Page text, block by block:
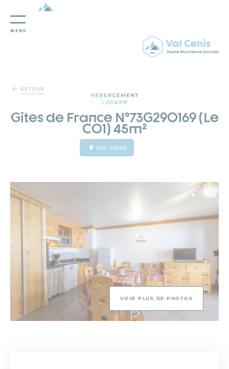
MENU
RETOUR
HÉBERGEMENT
LOCATIF
Gîtes de France N°73G290169 (Le
C01) 45m²
VAL CENIS
VOIR PLUS DE PHOTOS